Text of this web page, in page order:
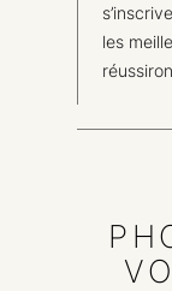
les